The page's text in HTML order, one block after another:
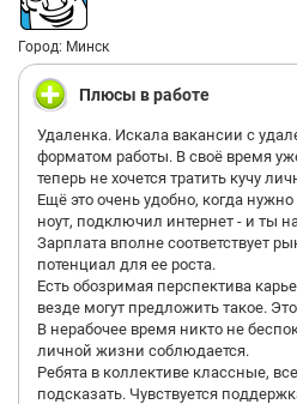
Город: Минск
Плюсы в работе
Удаленка. Искала вакансии с
форматом работы. В своё время
теперь не хочется тратить кучу
Ещё это очень удобно, когда
ноут, подключил интернет - и ты
Зарплата вполне соответствует
потенциал для ее роста.
Есть обозримая перспектива
везде могут предложить такое.
В нерабочее время никто не
личной жизни соблюдается.
Ребята в коллективе классные,
подсказать. Чувствуется